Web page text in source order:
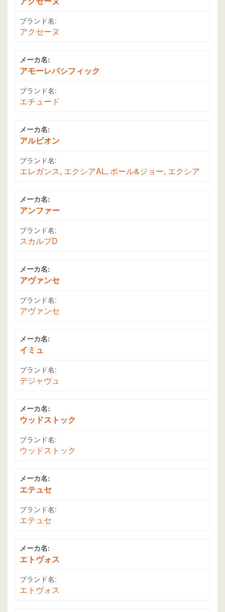
ブランド名:
アクセーヌ
メーカ名:
アモーレパシフィック
ブランド名:
エチュード
メーカ名:
アルビオン
ブランド名:
エレガンス, エクシアAL, ポール&ジョー, エクシア
メーカ名:
アンファー
ブランド名:
スカルプD
メーカ名:
アヴァンセ
ブランド名:
アヴァンセ
メーカ名:
イミュ
ブランド名:
デジャヴュ
メーカ名:
ウッドストック
ブランド名:
ウッドストック
メーカ名:
エテュセ
ブランド名:
エテュセ
メーカ名:
エトヴォス
ブランド名:
エトヴォス